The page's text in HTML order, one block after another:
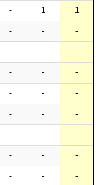
- 1 1
- - -
- - -
- - -
- - -
- - -
- - -
- - -
- - -